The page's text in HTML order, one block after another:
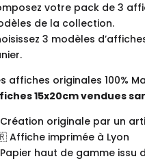
votre pack de 3
de la collection.
3 modèles
affiches originales 100%
15x20cm vendues
originale par un
Affiche imprimée à Lyon
haut de gamme issu